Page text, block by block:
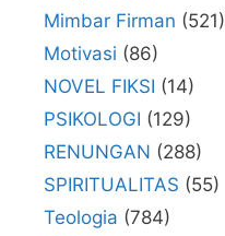
Mimbar Firman (521)
Motivasi (86)
NOVEL FIKSI (14)
PSIKOLOGI (129)
RENUNGAN (288)
SPIRITUALITAS (55)
Teologia (784)